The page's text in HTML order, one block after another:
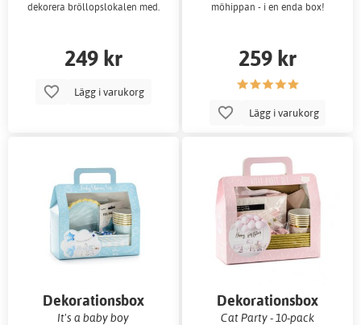
dekorera bröllopslokalen med.
249 kr
Lägg i varukorg
möhippan - i en enda box!
259 kr
Lägg i varukorg
Dekorationsbox
It's a baby boy
Dekorationsbox
Cat Party - 10-pack